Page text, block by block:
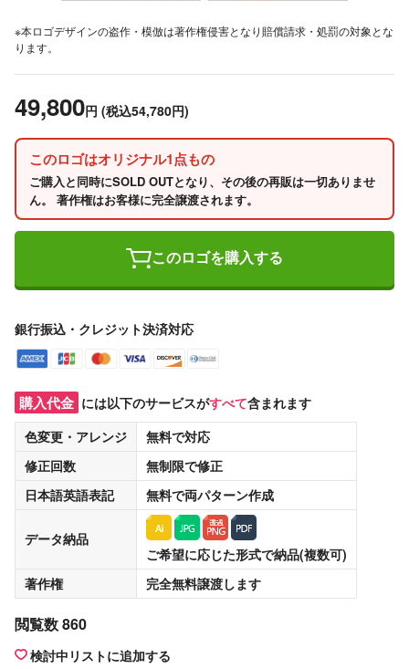
※本ロゴデザインの盗作・模倣は著作権侵害となり賠償請求・処罰の対象とな
ります。
49,800円 (税込54,780円)
このロゴはオリジナル1点もの
ご購入と同時にSOLD OUTとなり、その後の再販は一切ありませ
ん。 著作権はお客様に完全譲渡されます。
このロゴを購入する
銀行振込・クレジット決済対応
購入代金 には以下のサービスがすべて含まれます
色変更・アレンジ
無料で対応
修正回数
無制限で修正
日本語英語表記
無料で両パターン作成
データ納品
ご希望に応じた形式で納品(複数可)
著作権
完全無料譲渡します
閲覧数 860
検討中リストに追加する